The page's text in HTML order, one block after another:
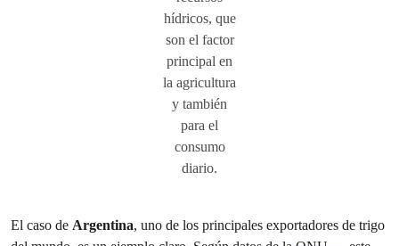
hídricos, que
son el factor
principal en
la agricultura
y también
para el
consumo
diario.
El caso de Argentina, uno de los principales exportadores de trigo